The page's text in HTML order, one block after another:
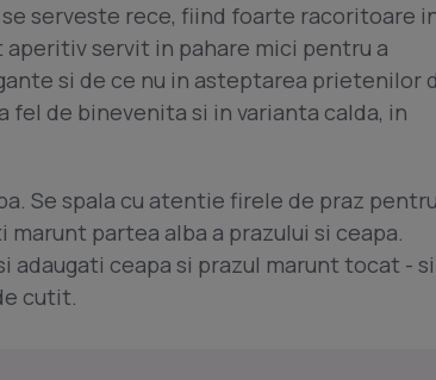
serveste rece, fiind foarte racoritoare
servit in pahare mici pentru a
si de ce nu in asteptarea prietenilor
de binevenita si in varianta calda, in
Se spala cu atentie firele de praz
partea alba a prazului si ceapa.
adaugati ceapa si prazul marunt tocat - si
cutit.